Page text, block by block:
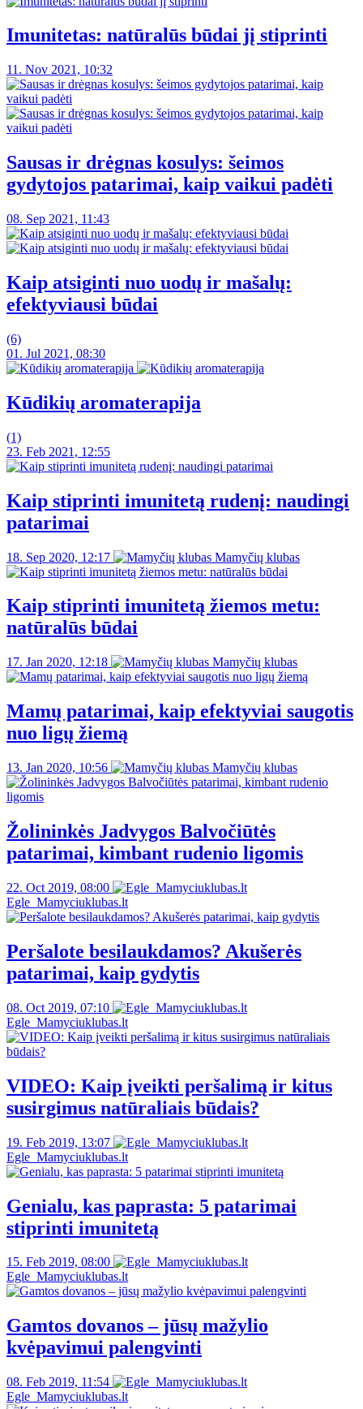
Imunitetas: natūralūs būdai jį stiprinti
11. Nov 2021, 10:32
Sausas ir drėgnas kosulys: šeimos
gydytojos patarimai, kaip vaikui padėti
08. Sep 2021, 11:43
Kaip atsiginti nuo uodų ir mašalų:
efektyviausi būdai
(6)
01. Jul 2021, 08:30
Kūdikių aromaterapija
(1)
23. Feb 2021, 12:55
Kaip stiprinti imunitetą rudenį: naudingi
patarimai
18. Sep 2020, 12:17 Mamyčių klubas
Kaip stiprinti imunitetą žiemos metu:
natūralūs būdai
17. Jan 2020, 12:18 Mamyčių klubas
Mamų patarimai, kaip efektyviai saugotis
nuo ligų žiemą
13. Jan 2020, 10:56 Mamyčių klubas
Žolininkės Jadvygos Balvočiūtės
patarimai, kimbant rudenio ligomis
22. Oct 2019, 08:00
Egle_Mamyciuklubas.lt
Peršalote besilaukdamos? Akušerės
patarimai, kaip gydytis
08. Oct 2019, 07:10
Egle_Mamyciuklubas.lt
VIDEO: Kaip įveikti peršalimą ir kitus
susirgimus natūraliais būdais?
19. Feb 2019, 13:07
Egle_Mamyciuklubas.lt
Genialu, kas paprasta: 5 patarimai
stiprinti imunitetą
15. Feb 2019, 08:00
Egle_Mamyciuklubas.lt
Gamtos dovanos – jūsų mažylio
kvėpavimui palengvinti
08. Feb 2019, 11:54
Egle_Mamyciuklubas.lt